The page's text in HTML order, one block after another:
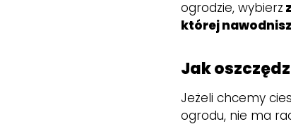
ogrodzie, wybierz
której
Jak
Jeżeli chcemy
ogrodu, nie ma